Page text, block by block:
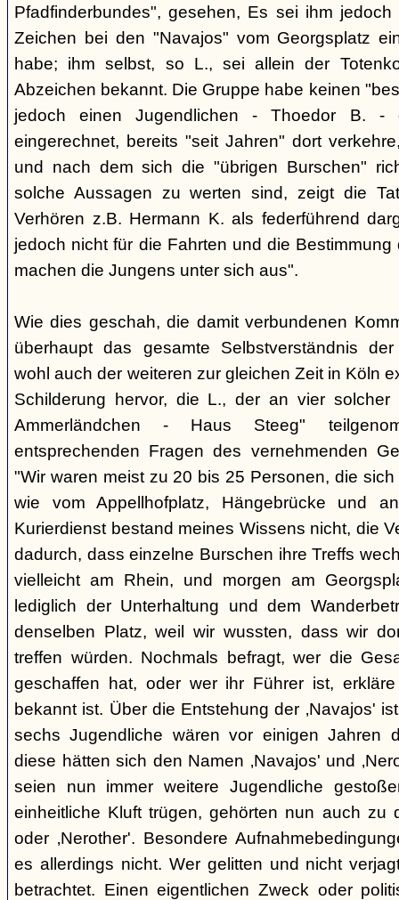
Pfadfinderbundes", gesehen, Es sei ihm
Zeichen bei den "Navajos" vom Georgsplatz
habe; ihm selbst, so L., sei allein der
Abzeichen bekannt. Die Gruppe habe keinen
jedoch einen Jugendlichen - Thoedor B. -
eingerechnet, bereits "seit Jahren" dort
und nach dem sich die "übrigen Burschen"
solche Aussagen zu werten sind, zeigt die
Verhören z.B. Hermann K. als federführend
jedoch nicht für die Fahrten und die
machen die Jungens unter sich aus".
Wie dies geschah, die damit verbundenen
überhaupt das gesamte Selbstverständnis
wohl auch der weiteren zur gleichen Zeit in Köln
Schilderung hervor, die L., der an vier
Ammerländchen - Haus Steeg"
entsprechenden Fragen des vernehmenden
"Wir waren meist zu 20 bis 25 Personen, die
wie vom Appellhofplatz, Hängebrücke und
Kurierdienst bestand meines Wissens nicht, die
dadurch, dass einzelne Burschen ihre Treffs
vielleicht am Rhein, und morgen am
lediglich der Unterhaltung und dem
denselben Platz, weil wir wussten, dass wir
treffen würden. Nochmals befragt, wer die
geschaffen hat, oder wer ihr Führer ist,
bekannt ist. Über die Entstehung der ‚Navajos'
sechs Jugendliche wären vor einigen Jahren
diese hätten sich den Namen ‚Navajos' und
seien nun immer weitere Jugendliche
einheitliche Kluft trügen, gehörten nun auch zu
oder ‚Nerother'. Besondere
es allerdings nicht. Wer gelitten und nicht
betrachtet. Einen eigentlichen Zweck oder